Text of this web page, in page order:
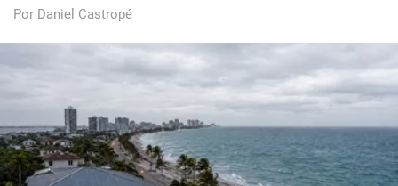
Por Daniel Castropé